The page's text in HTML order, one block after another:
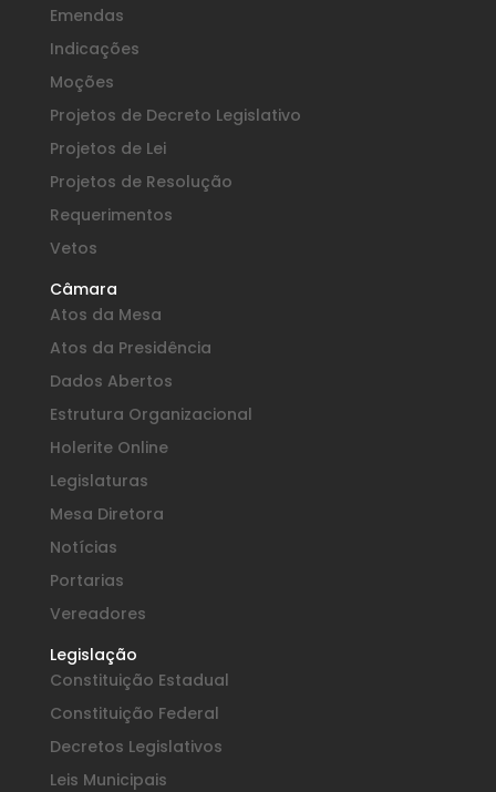
Emendas
Indicações
Moções
Projetos de Decreto Legislativo
Projetos de Lei
Projetos de Resolução
Requerimentos
Vetos
Câmara
Atos da Mesa
Atos da Presidência
Dados Abertos
Estrutura Organizacional
Holerite Online
Legislaturas
Mesa Diretora
Notícias
Portarias
Vereadores
Legislação
Constituição Estadual
Constituição Federal
Decretos Legislativos
Leis Municipais